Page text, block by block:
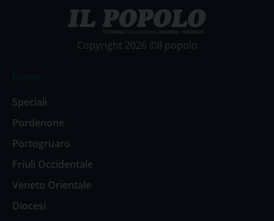
Copyright 2026 ©Il popolo
Speciali
Pordenone
Portogruaro
Friuli Occidentale
Veneto Orientale
Diocesi